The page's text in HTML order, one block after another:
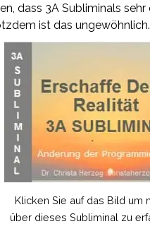
dass 3A Subliminals sehr
ist das ungewöhnlich.
Klicken Sie auf das Bild um
über dieses Subliminal zu